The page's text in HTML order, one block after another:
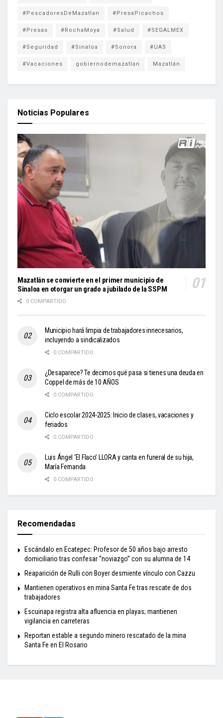
#PescadoresDeMazatlan #PresaPicachos
#Presas #RochaMoya #Salud #SEGALMEX
#Seguridad #Sinaloa #Sonora #UAS
#Vacaciones gobiernodemazatlan Mazatlán
Noticias Populares
Mazatlán se convierte en el primer municipio de
Sinaloa en otorgar un grado a jubilado de la SSPM
0 COMPARTIDO
Municipio hará limpia de trabajadores innecesarios,
incluyendo a sindicalizados
0 COMPARTIDO
¿Desaparece? Te decimos qué pasa si tienes una deuda en
Coppel de más de 10 AÑOS
0 COMPARTIDO
Ciclo escolar 2024-2025: Inicio de clases, vacaciones y
feriados
0 COMPARTIDO
Luis Ángel ‘El Flaco’ LLORA y canta en funeral de su hija,
María Fernanda
0 COMPARTIDO
Recomendadas
Escándalo en Ecatepec: Profesor de 50 años bajo arresto
domiciliario tras confesar “noviazgo” con su alumna de 14
Reaparición de Rulli con Boyer desmiente vínculo con Cazzu
Mantienen operativos en mina Santa Fe tras rescate de dos
trabajadores
Escuinapa registra alta afluencia en playas; mantienen
vigilancia en carreteras
Reportan estable a segundo minero rescatado de la mina
Santa Fe en El Rosario